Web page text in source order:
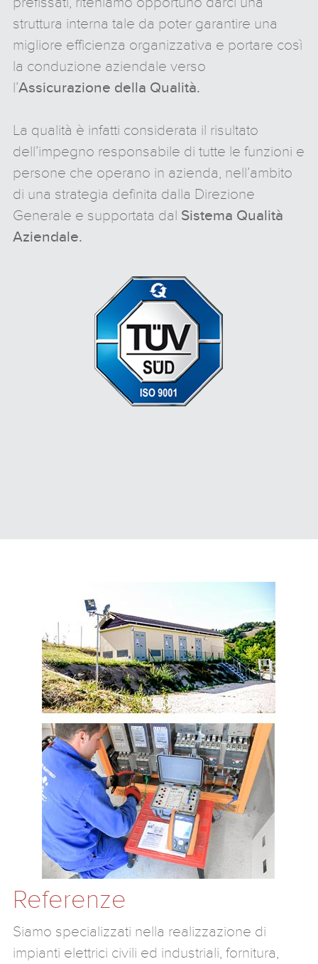
struttura interna tale da poter garantire una
migliore efficienza organizzativa e portare così
la conduzione aziendale verso
l’Assicurazione della Qualità.
La qualità è infatti considerata il risultato
dell’impegno responsabile di tutte le funzioni e
persone che operano in azienda, nell’ambito
di una strategia definita dalla Direzione
Generale e supportata dal Sistema Qualità
Aziendale.
Referenze
Siamo specializzati nella realizzazione di
impianti elettrici civili ed industriali, fornitura,